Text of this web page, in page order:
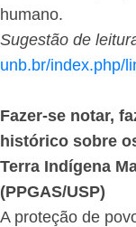
humano.
Sugestão de
unb.br/index.php/
Fazer-se notar,
histórico sobre
Terra Indígena
(PPGAS/USP)
A proteção de